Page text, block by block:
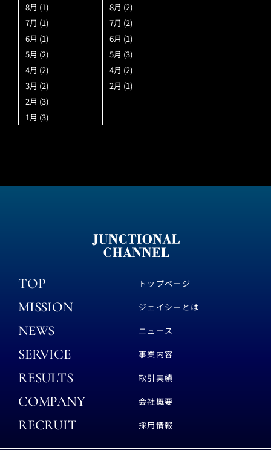
8月 (1)
7月 (1)
6月 (1)
5月 (2)
4月 (2)
3月 (2)
2月 (3)
1月 (3)
8月 (2)
7月 (2)
6月 (1)
5月 (3)
4月 (2)
2月 (1)
TOP トップページ
MISSION ジェイシーとは
NEWS ニュース
SERVICE 事業内容
RESULTS 取引実績
COMPANY 会社概要
RECRUIT 採用情報